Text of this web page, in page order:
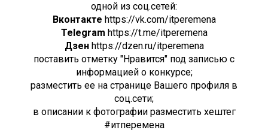
одной из соц.сетей:
Вконтакте https://vk.com/itperemena
Telegram https://t.me/itperemena
Дзенhttps://dzen.ru/itperemena
поставить отметку "Нравится" под записью с
информацией о конкурсе;
разместить ее на странице Вашего профиля в
соц.сети;
в описании к фотографии разместить хештег
#итперемена